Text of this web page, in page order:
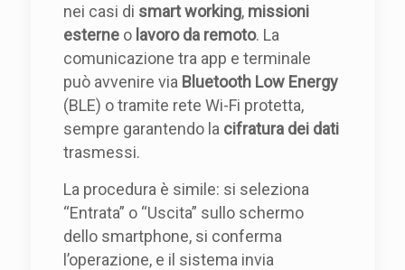
nei casi di smart working, missioni
esterne o lavoro da remoto. La
comunicazione tra app e terminale
può avvenire via Bluetooth Low Energy
(BLE) o tramite rete Wi-Fi protetta,
sempre garantendo la cifratura dei dati
trasmessi.
La procedura è simile: si seleziona
“Entrata” o “Uscita” sullo schermo
dello smartphone, si conferma
l’operazione, e il sistema invia